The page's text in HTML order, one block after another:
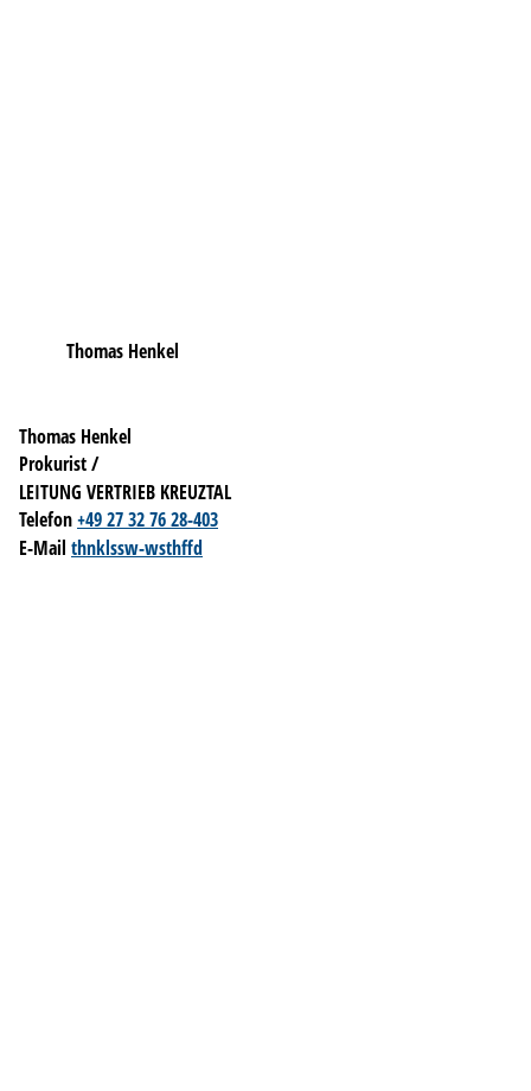
Thomas Henkel
Thomas Henkel
Prokurist /
LEITUNG VERTRIEB KREUZTAL
Telefon+49 27 32 76 28-403
E-Mail thnklssw-wsthffd